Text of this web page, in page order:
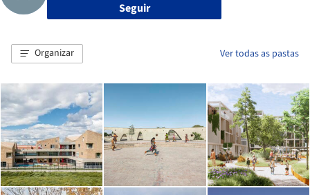
Seguir
Organizar Ver todas as pastas